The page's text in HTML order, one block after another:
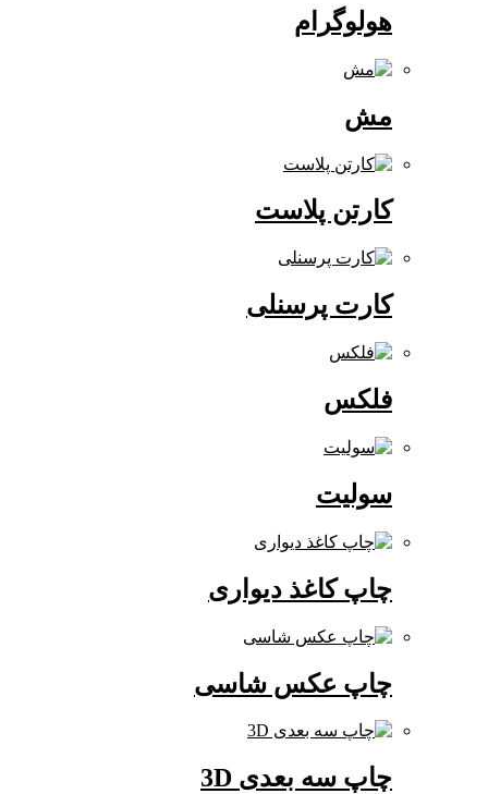
هولوگرام
کارتن پلاست
کارت پرسنلی
چاپ کاغذ دیواری
چاپ عکس شاسی
چاپ سه بعدی 3D